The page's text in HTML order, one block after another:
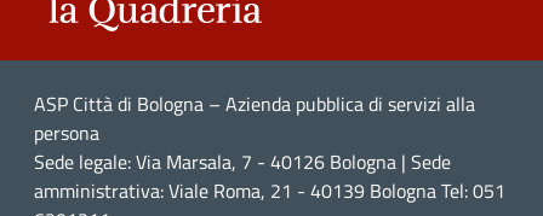
ASP Città di Bologna – Azienda pubblica di servizi alla
persona
Sede legale: Via Marsala, 7 - 40126 Bologna | Sede
amministrativa: Viale Roma, 21 - 40139 Bologna Tel: 051